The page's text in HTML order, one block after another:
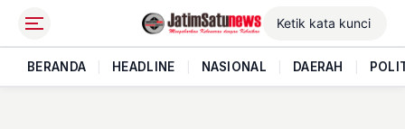
BERANDA HEADLINE NASIONAL DAERAH